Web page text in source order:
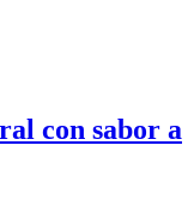
con sabor a